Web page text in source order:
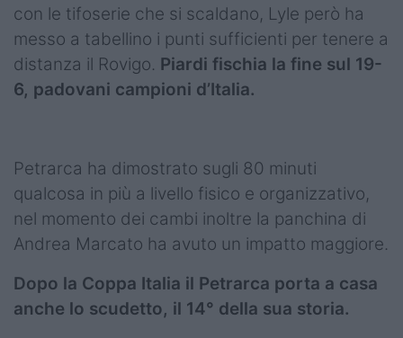
con le tifoserie che si scaldano, Lyle però ha
messo a tabellino i punti sufficienti per tenere a
distanza il Rovigo. Piardi fischia la fine sul 19-
6, padovani campioni d’Italia.
Petrarca ha dimostrato sugli 80 minuti
qualcosa in più a livello fisico e organizzativo,
nel momento dei cambi inoltre la panchina di
Andrea Marcato ha avuto un impatto maggiore.
Dopo la Coppa Italia il Petrarca porta a casa
anche lo scudetto, il 14° della sua storia.